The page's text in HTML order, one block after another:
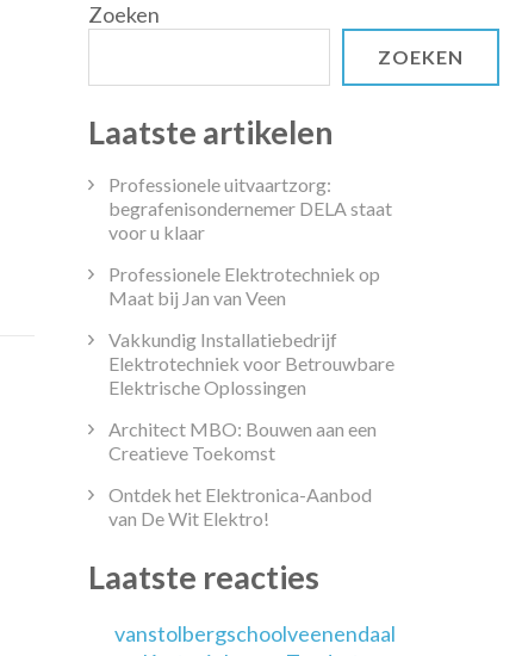
Zoeken
ZOEKEN
Laatste artikelen
Professionele uitvaartzorg:
begrafenisondernemer DELA staat
voor u klaar
Professionele Elektrotechniek op
Maat bij Jan van Veen
Vakkundig Installatiebedrijf
Elektrotechniek voor Betrouwbare
Elektrische Oplossingen
Architect MBO: Bouwen aan een
Creatieve Toekomst
Ontdek het Elektronica-Aanbod
van De Wit Elektro!
Laatste reacties
vanstolbergschoolveenendaal